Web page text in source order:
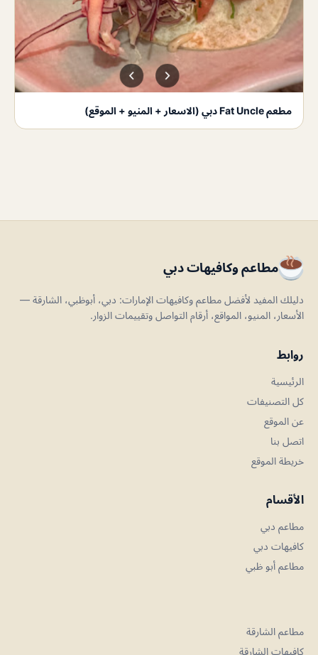
مطعم Fat Uncle دبي (الاسعار + المنيو + الموقع)
مطاعم وكافيهات دبي
دليلك المفيد لأفضل مطاعم وكافيهات الإمارات: دبي، أبوظبي، الشارقة —
الأسعار، المنيو، المواقع، أرقام التواصل وتقييمات الزوار.
روابط
الرئيسية
كل التصنيفات
عن الموقع
اتصل بنا
خريطة الموقع
الأقسام
مطاعم دبي
كافيهات دبي
مطاعم أبو ظبي
مطاعم الشارقة
كافيهات الشارقة